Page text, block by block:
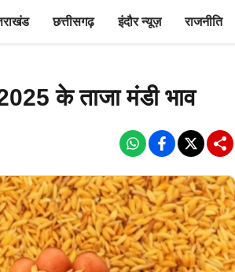
छत्तीसगढ़ इंदौर न्यूज़ राजनीति
के ताजा मंडी भाव